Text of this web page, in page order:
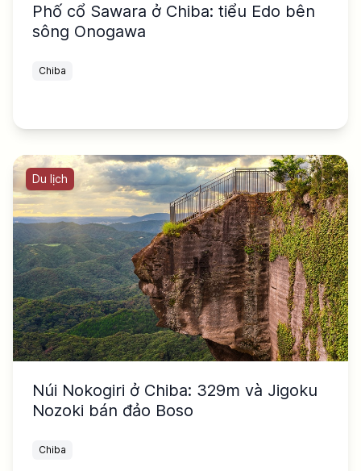
Phố cổ Sawara ở Chiba: tiểu Edo bên
sông Onogawa
Chiba
Du lịch
Núi Nokogiri ở Chiba: 329m và Jigoku
Nozoki bán đảo Boso
Chiba